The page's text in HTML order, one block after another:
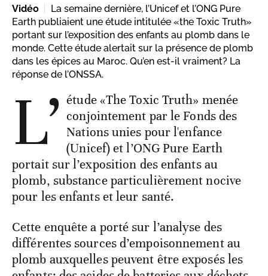
Vidéo
La semaine dernière, l’Unicef et l’ONG Pure
Earth publiaient une étude intitulée «the Toxic Truth»
portant sur l’exposition des enfants au plomb dans le
monde. Cette étude alertait sur la présence de plomb
dans les épices au Maroc. Qu’en est-il vraiment? La
réponse de l’ONSSA.
L’ étude «The Toxic Truth» menée
conjointement par le Fonds des
Nations unies pour l'enfance
(Unicef) et l’ONG Pure Earth
portait sur l’exposition des enfants au
plomb, substance particulièrement nocive
pour les enfants et leur santé.
Cette enquête a porté sur l’analyse des
différentes sources d’empoisonnement au
plomb auxquelles peuvent être exposés les